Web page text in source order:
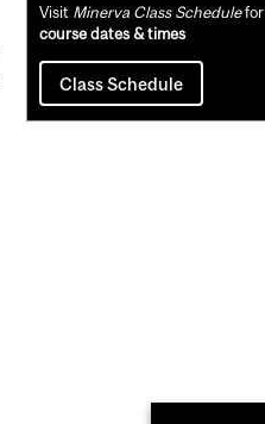
Visit Minerva Class Schedulefor
course dates & times
Class Schedule